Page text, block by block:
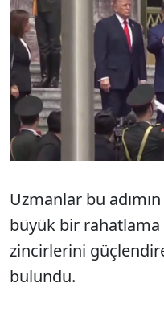
Uzmanlar bu
büyük bir
zincirlerini
bulundu.